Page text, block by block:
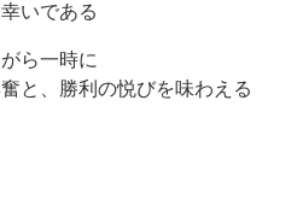
いである
ら一時に
と、勝利の悦びを味わえる